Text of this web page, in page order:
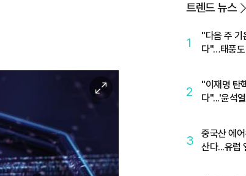
미
대
트렌드 뉴스
1
"다음 주 기
다"…태풍도
2
"이재명 탄
다"...'윤석
3
중국산 에
산다...유럽